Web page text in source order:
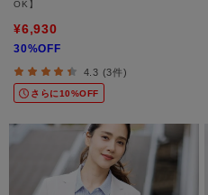
OK】
¥6,930
30%OFF
4.3 (3件)
さらに10%OFF